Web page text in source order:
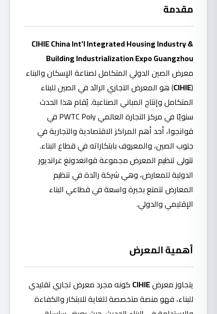
مقدمة
CIHIE China Int’l Integrated Housing Industry &
Building Industrialization Expo Guangzhou
معرض الصين الدولي المتكامل لصناعة الإسكان والبناء
(
CIHIE) هو المعرض التجاري الرائد في الصين للبناء
المتكامل وإنتاج المباني الصناعية. يُقام هذا الحدث
سنويًا في مركز التجارة العالمي PWTC Poly في
قوانجوا، أحد أهم المراكز الاقتصادية والتجارية في
جنوب الصين، والمعروف بابتكاراته في قطاع البناء.
تتولى تنظيم المعرض مجموعة قوانغدونغ غرانديور
الدولية للمعارض، وهي شركة رائدة في تنظيم
المعارض تتمتع بخبرة واسعة في قطاعي البناء
الإقليمي والدولي.
أهمية المعرض
يتجاوز معرضCIHIE كونه مجرد معرض تجاري تقليدي
للبناء، فهو منصة متخصصة للغاية للابتكار والكفاءة